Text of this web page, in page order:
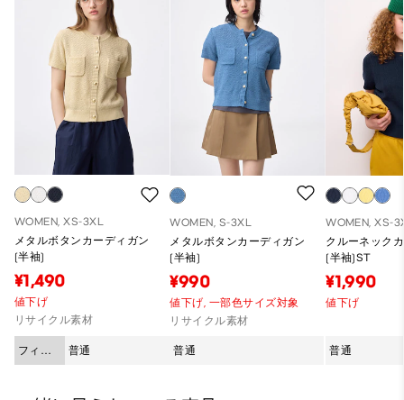
WOMEN, XS-3XL
メタルボタンカーディガン
(半袖)
¥1,490
値下げ
リサイクル素材
フィッ
ト
普通
WOMEN, S-3XL
メタルボタンカーディガン
(半袖)
¥990
値下げ, 一部色サイズ対象
リサイクル素材
普通
WOMEN, XS-
クルーネック
(半袖)ST
¥1,990
値下げ
普通